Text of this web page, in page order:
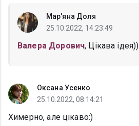
Мар'яна Доля
25.10.2022, 14:23:49
Валера Дорович, Цікава ідея))
Оксана Усенко
25.10.2022, 08:14:21
Химерно, але цікаво:)